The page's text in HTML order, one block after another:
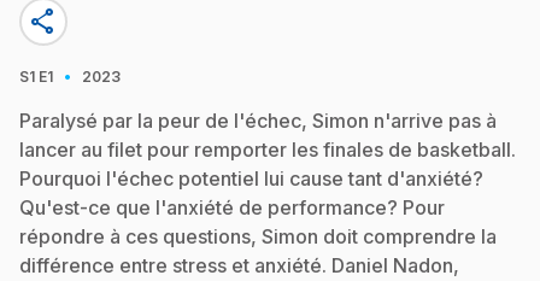
share
S1 E1 · 2023
Paralysé par la peur de l'échec, Simon n'arrive pas à
lancer au filet pour remporter les finales de basketball.
Pourquoi l'échec potentiel lui cause tant d'anxiété?
Qu'est-ce que l'anxiété de performance? Pour
répondre à ces questions, Simon doit comprendre la
différence entre stress et anxiété. Daniel Nadon,